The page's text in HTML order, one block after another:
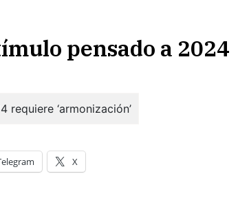
pensado a 2024
X